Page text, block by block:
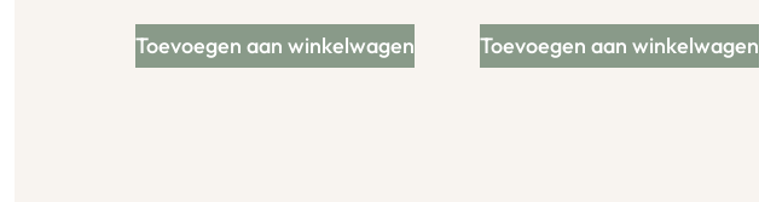
Toevoegen aan winkelwagen Toevoegen aan winkelwagen